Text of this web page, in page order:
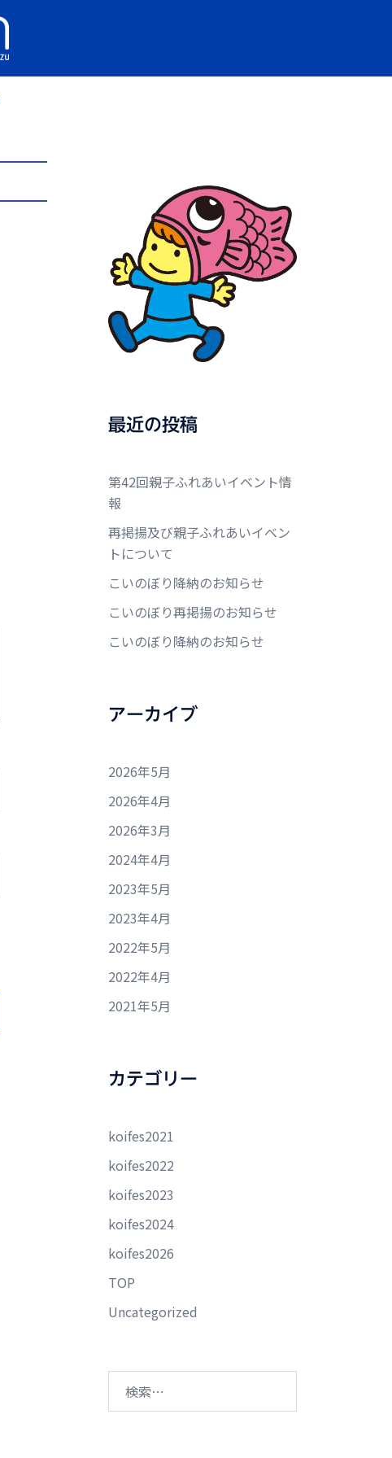
最近の投稿
第42回親子ふれあいイベント情
報
再掲揚及び親子ふれあいイベン
トについて
こいのぼり降納のお知らせ
こいのぼり再掲揚のお知らせ
こいのぼり降納のお知らせ
アーカイブ
2026年5月
2026年4月
2026年3月
2024年4月
2023年5月
2023年4月
2022年5月
2022年4月
2021年5月
カテゴリー
koifes2021
koifes2022
koifes2023
koifes2024
koifes2026
TOP
Uncategorized